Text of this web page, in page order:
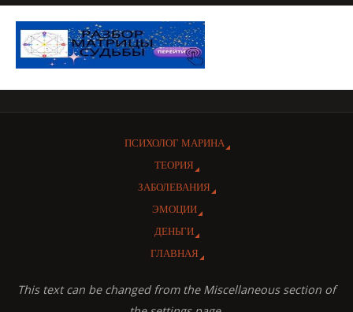
ПСИХОЛОГ МАРИНА
ТЕОРИЯ
ЗАБОЛЕВАНИЯ
ЭМОЦИИ
ДЕНЬГИ
ГЛАВНАЯ
This text can be changed from the Miscellaneous section of